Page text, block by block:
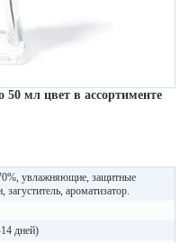
50 мл цвет в ассортименте
увлажняющие, защитные
ароматизатор.
дней)